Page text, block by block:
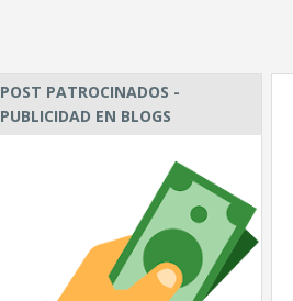
POST PATROCINADOS -
PUBLICIDAD EN BLOGS